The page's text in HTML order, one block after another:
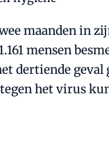
maanden in
mensen
dertiende
het virus